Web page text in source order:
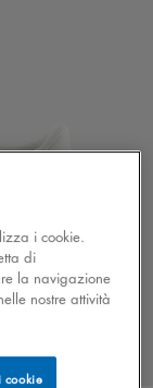
i cookie.
di
la navigazione
nostre attività
cookie